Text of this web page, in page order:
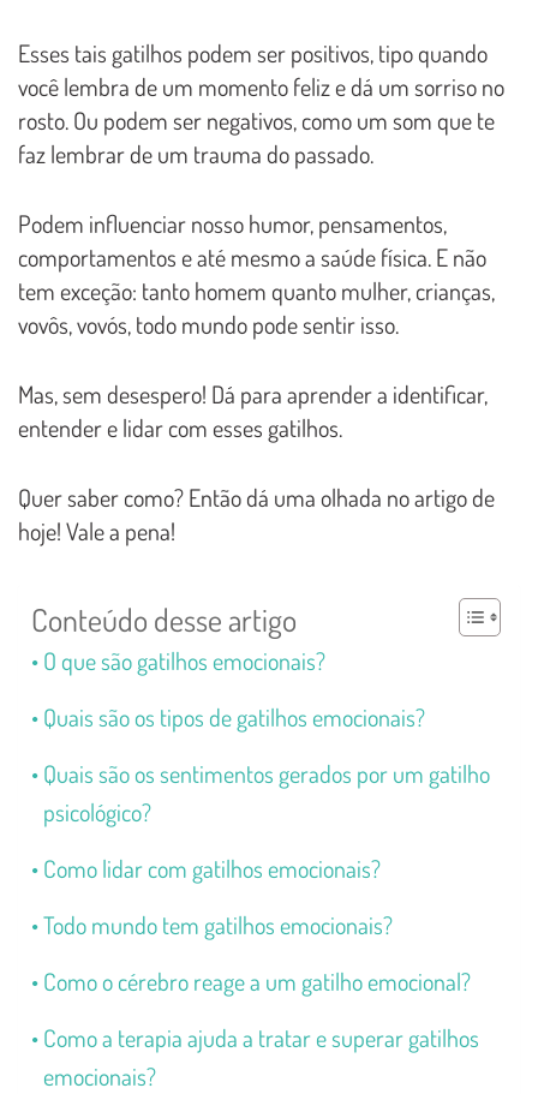
Esses tais gatilhos podem ser positivos, tipo quando
você lembra de um momento feliz e dá um sorriso no
rosto. Ou podem ser negativos, como um som que te
faz lembrar de um trauma do passado.
Podem influenciar nosso humor, pensamentos,
comportamentos e até mesmo a saúde física. E não
tem exceção: tanto homem quanto mulher, crianças,
vovôs, vovós, todo mundo pode sentir isso.
Mas, sem desespero! Dá para aprender a identificar,
entender e lidar com esses gatilhos.
Quer saber como? Então dá uma olhada no artigo de
hoje! Vale a pena!
Conteúdo desse artigo
O que são gatilhos emocionais?
Quais são os tipos de gatilhos emocionais?
Quais são os sentimentos gerados por um gatilho
psicológico?
Como lidar com gatilhos emocionais?
Todo mundo tem gatilhos emocionais?
Como o cérebro reage a um gatilho emocional?
Como a terapia ajuda a tratar e superar gatilhos
emocionais?